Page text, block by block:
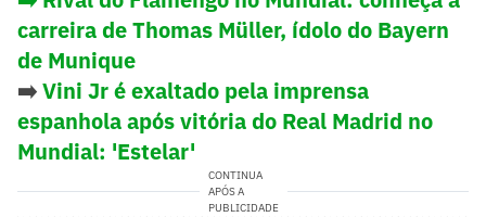
carreira de Thomas Müller, ídolo do Bayern
de Munique
➡️Vini Jr é exaltado pela imprensa
espanhola após vitória do Real Madrid no
Mundial: 'Estelar'
CONTINUA
APÓS A
PUBLICIDADE